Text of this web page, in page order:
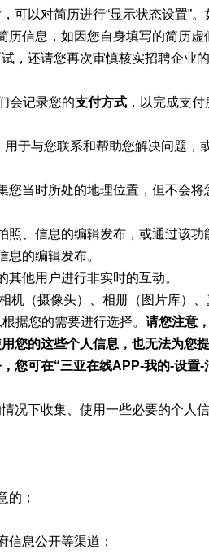
，可以对简历进行“显示状态设置”
历信息，如因您自身填写的简历
还请您再次审慎核实招聘企业
会记录您的支付方式 ，以完成支付
于与您联系和帮助您解决问题，
您当时所处的地理位置，但不会
、信息的编辑发布，或通过该功
的编辑发布。
他用户进行非实时的互动。
（摄像头）、相册（图片库）
据您的需要进行选择。 请您注意
您的这些个人信息，也无法为您
可在“三亚在线APP-我的-设置-
况下收集、使用一些必要的个人信
的；
息公开等渠道；